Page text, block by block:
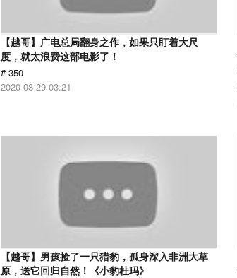
【越哥】广电总局翻身之作，如果只盯着大尺
度，就太浪费这部电影了！
# 350
2020-08-29 03:21
【越哥】男孩捡了一只猎豹，孤身深入非洲大草
原，送它回归自然！《小豹杜玛》